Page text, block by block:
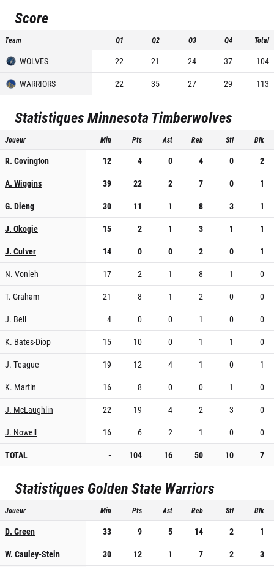
Score
Team Q1 Q2 Q3 Q4 Total
WOLVES 22 21 24 37
104
WARRIORS
22 35 27 29 113
StatistiquesMinnesota Timberwolves
Joueur Min Pts Ast Reb Stl Blk
R. Covington 12 4 0 4 0
2
A. Wiggins
39 22 2 7 0
1
G. Dieng
30 11 1 8 3
1
J. Okogie
15 2 1 3 1
1
J. Culver
14 0 0 2 0
1
N. Vonleh
17 2 1 8 1
0
T. Graham
21 8 1 2 0
0
J. Bell
4 0 0 1 0
0
K. Bates-Diop
15 10 0 1 1
0
J. Teague
19 12 4 1 0
1
K. Martin
16 8 0 0 1
0
J. McLaughlin
22 19 4 2 3
0
J. Nowell
16 6 2 1 0
0
TOTAL
- 104 16 50 10 7
Statistiques Golden State Warriors
Joueur Min Pts Ast Reb Stl Blk
D. Green 33 9 5 14 2
1
W. Cauley-Stein
30 12 1 7 2
3